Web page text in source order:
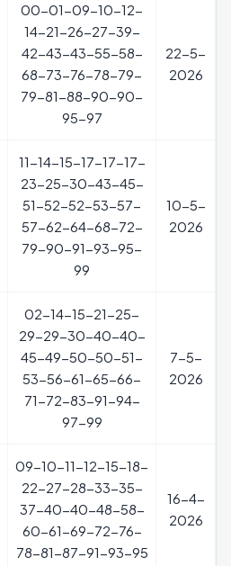
00-01-09-10-12-
14-21-26-27-39-
42-43-43-55-58-
68-73-76-78-79-
79-81-88-90-90-
95-97
22-5-
2026
11-14-15-17-17-17-
23-25-30-43-45-
51-52-52-53-57-
57-62-64-68-72-
79-90-91-93-95-
99
10-5-
2026
02-14-15-21-25-
29-29-30-40-40-
45-49-50-50-51-
53-56-61-65-66-
71-72-83-91-94-
97-99
7-5-
2026
09-10-11-12-15-18-
22-27-28-33-35-
37-40-40-48-58-
60-61-69-72-76-
78-81-87-91-93-95
16-4-
2026